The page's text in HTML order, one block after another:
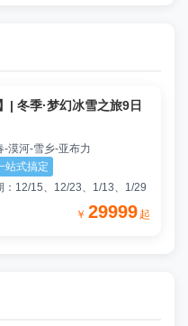
| 冬季·梦幻冰雪之旅9日
-漠河-雪乡-亚布力
站式搞定
12/15、12/23、1/13、1/29
￥ 29999 起